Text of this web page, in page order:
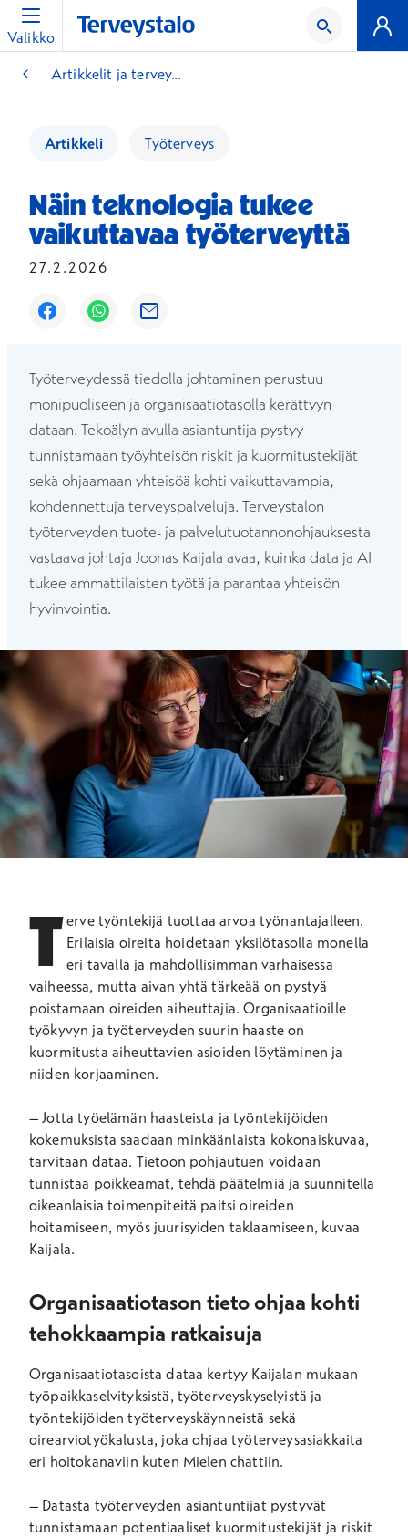
Valikko
Artikkelit ja tervey...
Artikkeli Työterveys
Näin teknologia tukee
vaikuttavaa työterveyttä
27.2.2026
Avautuu uuteen ikkunaan
Avautuu uuteen ikkunaan
Avautuu uuteen ikkunaan
Työterveydessä tiedolla johtaminen perustuu
monipuoliseen ja organisaatiotasolla kerättyyn
dataan. Tekoälyn avulla asiantuntija pystyy
tunnistamaan työyhteisön riskit ja kuormitustekijät
sekä ohjaamaan yhteisöä kohti vaikuttavampia,
kohdennettuja terveyspalveluja. Terveystalon
työterveyden tuote- ja palvelutuotannonohjauksesta
vastaava johtaja Joonas Kaijala avaa, kuinka data ja AI
tukee ammattilaisten työtä ja parantaa yhteisön
hyvinvointia.
T erve työntekijä tuottaa arvoa työnantajalleen.
Erilaisia oireita hoidetaan yksilötasolla monella
eri tavalla ja mahdollisimman varhaisessa
vaiheessa, mutta aivan yhtä tärkeää on pystyä
poistamaan oireiden aiheuttajia. Organisaatioille
työkyvyn ja työterveyden suurin haaste on
kuormitusta aiheuttavien asioiden löytäminen ja
niiden korjaaminen.
– Jotta työelämän haasteista ja työntekijöiden
kokemuksista saadaan minkäänlaista kokonaiskuvaa,
tarvitaan dataa. Tietoon pohjautuen voidaan
tunnistaa poikkeamat, tehdä päätelmiä ja suunnitella
oikeanlaisia toimenpiteitä paitsi oireiden
hoitamiseen, myös juurisyiden taklaamiseen, kuvaa
Kaijala.
Organisaatiotason tieto ohjaa kohti
tehokkaampia ratkaisuja
Organisaatiotasoista dataa kertyy Kaijalan mukaan
työpaikkaselvityksistä, työterveyskyselyistä ja
työntekijöiden työterveyskäynneistä sekä
oirearviotyökalusta, joka ohjaa työterveysasiakkaita
eri hoitokanaviin kuten Mielen chattiin.
– Datasta työterveyden asiantuntijat pystyvät
tunnistamaan potentiaaliset kuormitustekijät ja riskit